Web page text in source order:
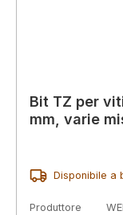
Bit TZ per
mm, varie
Disponibile a
Produttore